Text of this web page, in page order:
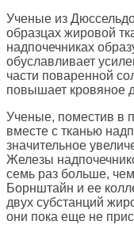
Ученые из
образцах жировой
надпочечниках
обуславливает
части поваренной
повышает кровяное
Ученые, поместив в
вместе с тканью
значительное
Железы
семь раз больше,
Борнштайн и ее
двух субстанций
они пока еще не